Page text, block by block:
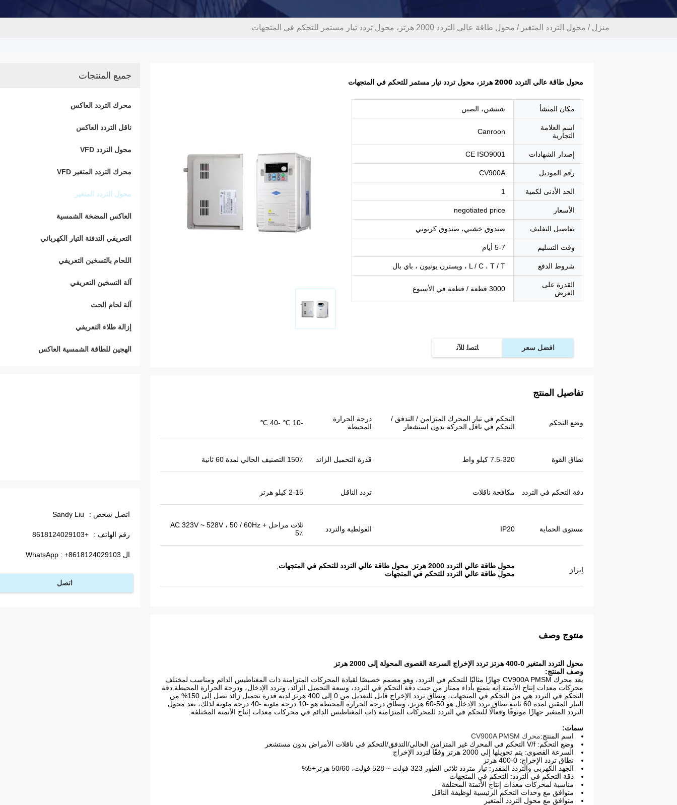
منزل / محول التردد المتغير / محول طاقة عالي التردد 2000 هرتز، محول تردد تيار مستمر للتحكم في المتجهات
جميع المنتجات
محرك التردد العاكس
ناقل التردد العاكس
محول التردد VFD
محرك التردد المتغير VFD
محول التردد المتغير
العاكس المضخة الشمسية
التعريفي التدفئة التيار الكهربائي
اللحام بالتسخين التعريفي
آلة التسخين التعريفي
آلة لحام الحث
إزالة طلاء التعريفي
الهجين للطاقة الشمسية العاكس
اتصل شخص : Sandy Liu
رقم الهاتف : +8618124029103
ال WhatsApp : +8618124029103
اتصل
محول طاقة عالي التردد 2000 هرتز، محول تردد تيار مستمر للتحكم في المتجهات
مكان المنشأ شنتشن، الصين
اسم العلامة
التجارية
Canroon
إصدار الشهادات CE ISO9001
رقم الموديل CV900A
الحد الأدنى لكمية 1
الأسعار negotiated price
تفاصيل التغليف صندوق خشبي، صندوق كرتوني
وقت التسليم 5-7 أيام
شروط الدفع L / C ، T / T ، ويسترن يونيون ، باي بال
القدرة على
العرض
3000 قطعة / قطعة في الأسبوع
افضل سعر ﺎﺘﺼﻟ ﺍﻶﻧ
تفاصيل المنتج
وضع التحكم
التحكم في تيار المحرك المتزامن / التدفق /
التحكم في ناقل الحركة بدون استشعار
درجة الحرارة
المحيطة
-10 ℃ -40 ℃
نطاق القوة 7.5-320 كيلو واط قدرة التحميل الزائد 150٪ التصنيف الحالي لمدة 60 ثانية
دقة التحكم في التردد مكافحة ناقلات تردد الناقل 2-15 كيلو هرتز
مستوى الحماية IP20 الفولطية والتردد
ثلاث مراحل AC 323V ~ 528V ، 50 / 60Hz +
5٪
إبراز محول طاقة عالي التردد 2000 هرتز محول طاقة عالي التردد للتحكم في المتجهات
محول طاقة عالي التردد للتحكم في المتجهات
منتوج وصف
محول التردد المتغير 0-400 هرتز تردد الإخراج السرعة القصوى المحولة إلى 2000 هرتز
وصف المنتج:
يعد محرك CV900A PMSM جهازًا مثاليًا للتحكم في التردد، وهو مصمم خصيصًا لقيادة المحركات المتزامنة ذات المغناطيس الدائم ومناسب لمختلف
محركات معدات إنتاج الأتمتة.إنه يتمتع بأداء ممتاز من حيث دقة التحكم في التردد، وسعة التحميل الزائد، وتردد الإدخال، ودرجة الحرارة المحيطة.دقة
التحكم في التردد هي من التحكم في المتجهات، ونطاق تردد الإخراج قابل للتعديل من 0 إلى 400 هرتز.لديه قدرة تحميل زائد تصل إلى 150% من
التيار المقنن لمدة 60 ثانية.نطاق تردد الإدخال هو 50-60 هرتز، ونطاق درجة الحرارة المحيطة هو -10 درجة مئوية -40 درجة مئوية.لذلك، يعد محول
التردد المتغير جهازًا موثوقًا وفعالًا للتحكم في التردد للمحركات المتزامنة ذات المغناطيس الدائم في محركات معدات إنتاج الأتمتة المختلفة.
سمات:
اسم المنتج:محرك CV900A PMSM
وضع التحكم: V/f التحكم في المحرك غير المتزامن الحالي/التدفق/التحكم في ناقلات الأمراض بدون مستشعر
السرعة القصوى: يتم تحويلها إلى 2000 هرتز وفقًا لتردد الإخراج
نطاق تردد الإخراج: 0-400 هرتز
الجهد الكهربي والتردد المقدر: تيار متردد ثلاثي الطور 323 فولت ~ 528 فولت، 50/60 هرتز+5%
دقة التحكم في التردد: التحكم في المتجهات
مناسبة لمحركات معدات إنتاج الأتمتة المختلفة
متوافق مع وحدات التحكم الرئيسية لوظيفة الناقل
متوافق مع محول التردد المتغير